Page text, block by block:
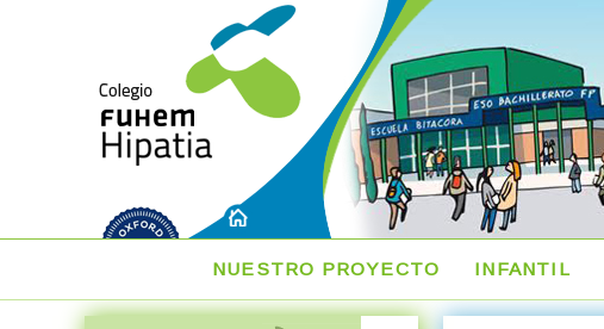
NUESTRO PROYECTO INFANTIL